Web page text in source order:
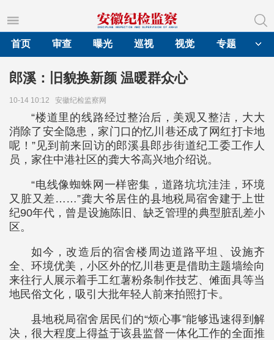
首页
审查 曝光 巡视 视觉 专题
郎溪：旧貌换新颜 温暖群众心
10-14 10:12 安徽纪检监察网
“楼道里的线路经过整治后，美观又整洁，大大
消除了安全隐患，家门口的忆川巷还成了网红打卡地
呢！”见到前来回访的郎溪县郎步街道纪工委工作人
员，家住中港社区的龚大爷高兴地介绍说。
“电线像蜘蛛网一样密集，道路坑坑洼洼，环境
又脏又差……”龚大爷居住的县地税局宿舍建于上世
纪90年代，曾是设施陈旧、缺乏管理的典型脏乱差小
区。
如今，改造后的宿舍楼周边道路平坦、设施齐
全、环境优美，小区外的忆川巷更是借助主题墙绘向
来往行人展示着手工红薯粉条制作技艺、傩面具等当
地民俗文化，吸引大批年轻人前来拍照打卡。
县地税局宿舍居民们的“烦心事”能够迅速得到解
决，很大程度上得益于该县监督一体化工作的全面推